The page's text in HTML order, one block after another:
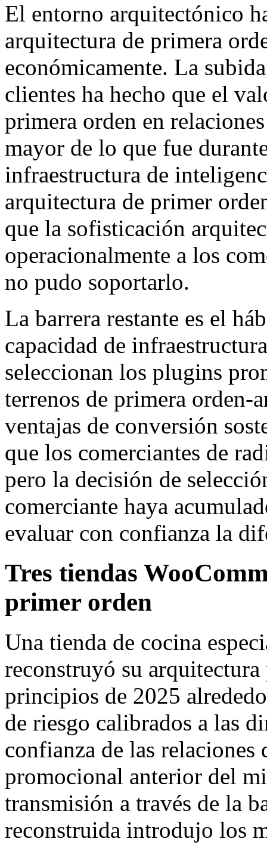
El entorno arquitectónico
arquitectura de primera
económicamente. La
clientes ha hecho que el
primera orden en
mayor de lo que fue
infraestructura de
arquitectura de primer
que la sofisticación
operacionalmente a los
no pudo soportarlo.
La barrera restante es el
capacidad de
seleccionan los plugins
terrenos de primera orden-
ventajas de conversión
que los comerciantes de
pero la decisión de
comerciante haya
evaluar con confianza la
Tres tiendas
primer orden
Una tienda de cocina
reconstruyó su
principios de 2025
de riesgo calibrados a las
confianza de las
promocional anterior del
transmisión a través de la
reconstruida introdujo los